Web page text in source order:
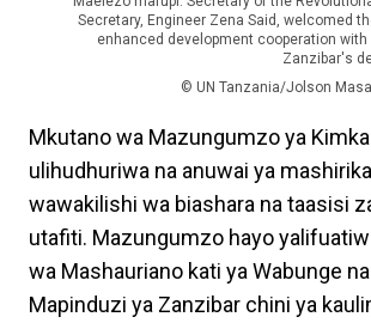
Secretary, Engineer Zena Said, welcomed
enhanced development cooperation with
Zanzibar's
© UN Tanzania/Jolson
Mkutano wa Mazungumzo ya
ulihudhuriwa na anuwai ya
wawakilishi wa biashara na taasisi
utafiti. Mazungumzo hayo
wa Mashauriano kati ya Wabunge
Mapinduzi ya Zanzibar chini ya